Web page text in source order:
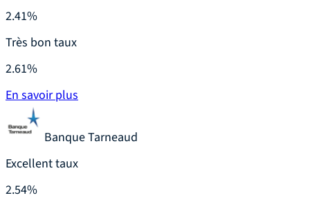
2.41%
Très bon taux
2.61%
En savoir plus
Banque Tarneaud
Excellent taux
2.54%